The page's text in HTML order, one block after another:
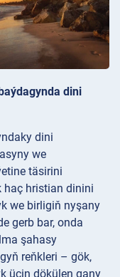
dini
dini
we
täsirini
haç hristian dinini
we birligiň nyşany
gerb bar, onda
şahasy
reňkleri – gök,
üçin dökülen gany